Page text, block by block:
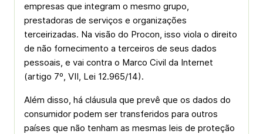
empresas que integram o mesmo grupo,
prestadoras de serviços e organizações
terceirizadas. Na visão do Procon, isso viola o direito
de não fornecimento a terceiros de seus dados
pessoais, e vai contra o Marco Civil da Internet
(artigo 7º, VII, Lei 12.965/14).
Além disso, há cláusula que prevê que os dados do
consumidor podem ser transferidos para outros
países que não tenham as mesmas leis de proteção